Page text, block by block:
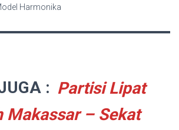
Harmonika
: Partisi Lipat
Makassar – Sekat